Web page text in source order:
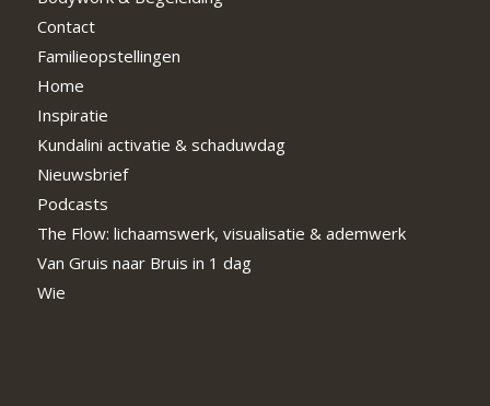
Contact
Familieopstellingen
Home
Inspiratie
Kundalini activatie & schaduwdag
Nieuwsbrief
Podcasts
The Flow: lichaamswerk, visualisatie & ademwerk
Van Gruis naar Bruis in 1 dag
Wie